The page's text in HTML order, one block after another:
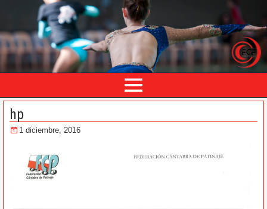
hp
1 diciembre, 2016